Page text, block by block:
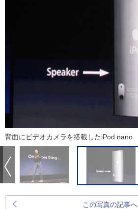
背面にビデオカメラを搭載したiPod nano
この写真の記事へ